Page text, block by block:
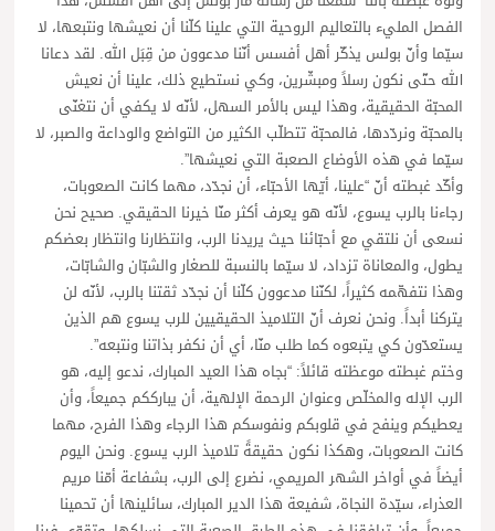
الفصل المليء بالتعاليم الروحية التي علينا كلّنا أن نعيشها ونتبعها، لا
سيّما وأنّ بولس يذكّر أهل أفسس أنّنا مدعوون من قِبَل الله. لقد دعانا
الله حتّى نكون رسلاً ومبشّرين، وكي نستطيع ذلك، علينا أن نعيش
المحبّة الحقيقية، وهذا ليس بالأمر السهل، لأنّه لا يكفي أن نتغنّى
بالمحبّة ونردّدها، فالمحبّة تتطلّب الكثير من التواضع والوداعة والصبر، لا
سيّما في هذه الأوضاع الصعبة التي نعيشها”.
وأكّد غبطته أنّ “علينا، أيّها الأحبّاء، أن نجدّد، مهما كانت الصعوبات،
رجاءنا بالرب يسوع، لأنّه هو يعرف أكثر منّا خيرنا الحقيقي. صحيح نحن
نسعى أن نلتقي مع أحبّائنا حيث يريدنا الرب، وانتظارنا وانتظار بعضكم
يطول، والمعاناة تزداد، لا سيّما بالنسبة للصغار والشبّان والشابّات،
وهذا نتفهّمه كثيراً، لكنّنا مدعوون كلّنا أن نجدّد ثقتنا بالرب، لأنّه لن
يتركنا أبداً. ونحن نعرف أنّ التلاميذ الحقيقيين للرب يسوع هم الذين
يستعدّون كي يتبعوه كما طلب منّا، أي أن نكفر بذاتنا ونتبعه”.
وختم غبطته موعظته قائلاً: “بجاه هذا العيد المبارك، ندعو إليه، هو
الرب الإله والمخلّص وعنوان الرحمة الإلهية، أن يبارككم جميعاً، وأن
يعطيكم وينفح في قلوبكم ونفوسكم هذا الرجاء وهذا الفرح، مهما
كانت الصعوبات، وهكذا نكون حقيقةً تلاميذ الرب يسوع. ونحن اليوم
أيضاً في أواخر الشهر المريمي، نضرع إلى الرب، بشفاعة أمّنا مريم
العذراء، سيّدة النجاة، شفيعة هذا الدير المبارك، سائلينها أن تحمينا